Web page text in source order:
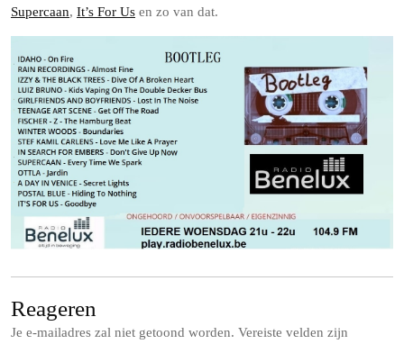
Supercaan, It’s For Us en zo van dat.
Reageren
Je e-mailadres zal niet getoond worden. Vereiste velden zijn